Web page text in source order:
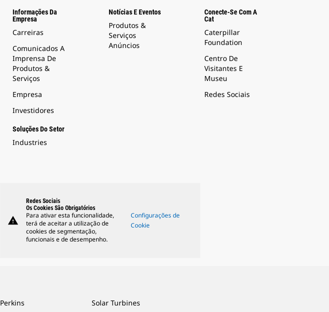
Informações Da
Empresa
Carreiras
Comunicados A
Imprensa De
Produtos &
Serviços
Empresa
Investidores
Soluções Do Setor
Industries
Notícias E Eventos
Produtos &
Serviços
Anúncios
Conecte-Se Com A
Cat
Caterpillar
Foundation
Centro De
Visitantes E
Museu
Redes Sociais
warning
Redes Sociais
Os Cookies São Obrigatórios
Para ativar esta funcionalidade,
terá de aceitar a utilização de
cookies de segmentação,
funcionais e de desempenho.
Configurações de
Cookie
Perkins Solar Turbines